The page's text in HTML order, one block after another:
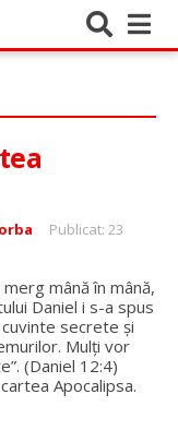
Publicat: 23
mână în mână,
Daniel i s-a spus
secrete și
Mulți vor
(Daniel 12:4)
Apocalipsa.